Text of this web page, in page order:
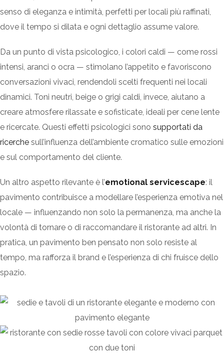
senso di eleganza e intimità, perfetti per locali più raffinati,
dove il tempo si dilata e ogni dettaglio assume valore.
Da un punto di vista psicologico, i colori caldi — come rossi
intensi, aranci o ocra — stimolano l’appetito e favoriscono
conversazioni vivaci, rendendoli scelti frequenti nei locali
dinamici. Toni neutri, beige o grigi caldi, invece, aiutano a
creare atmosfere rilassate e sofisticate, ideali per cene lente
e ricercate. Questi effetti psicologici sono supportati da
ricerche sull’influenza dell’ambiente cromatico sulle emozioni
e sul comportamento del cliente.
Un altro aspetto rilevante è l’emotional servicescape: il
pavimento contribuisce a modellare l’esperienza emotiva nel
locale — influenzando non solo la permanenza, ma anche la
volontà di tornare o di raccomandare il ristorante ad altri. In
pratica, un pavimento ben pensato non solo resiste al
tempo, ma rafforza il brand e l’esperienza di chi fruisce dello
spazio.